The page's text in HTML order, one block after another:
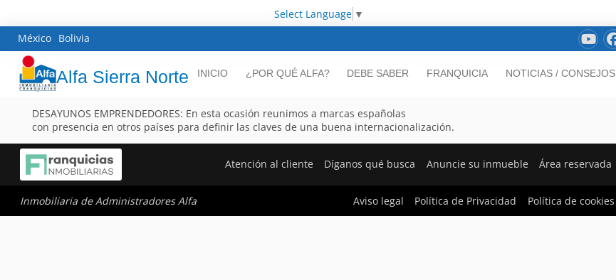
Select Language ▼
México Bolivia
Alfa Sierra Norte INICIO ¿POR QUÉ ALFA? DEBE SABER FRANQUICIA NOTICIAS / CONSEJOS
DESAYUNOS EMPRENDEDORES: En esta ocasión reunimos a marcas españolas
con presencia en otros países para definir las claves de una buena internacionalización.
Atención al cliente Díganos qué busca Anuncie su inmueble Área reservada
Inmobiliaria de Administradores Alfa Aviso legal Política de Privacidad Política de cookies